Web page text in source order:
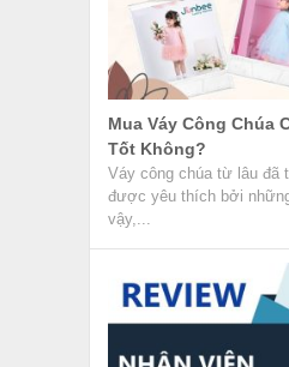
Mua Váy Công Chúa
Tốt Không?
Váy công chúa từ lâu đã
được yêu thích bởi
vậy,...